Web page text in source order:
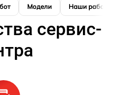
Модели Наши работы
сервис-